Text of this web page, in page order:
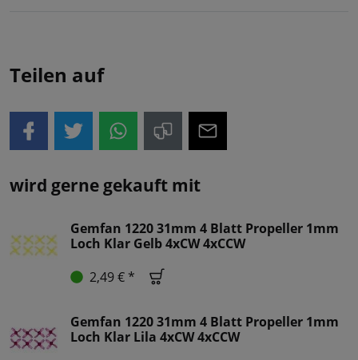
Teilen auf
wird gerne gekauft mit
Gemfan 1220 31mm 4 Blatt Propeller 1mm
Loch Klar Gelb 4xCW 4xCCW
2,49 € *
Gemfan 1220 31mm 4 Blatt Propeller 1mm
Loch Klar Lila 4xCW 4xCCW